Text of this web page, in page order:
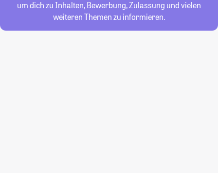
um dich zu Inhalten, Bewerbung, Zulassung und vielen
weiteren Themen zu informieren.